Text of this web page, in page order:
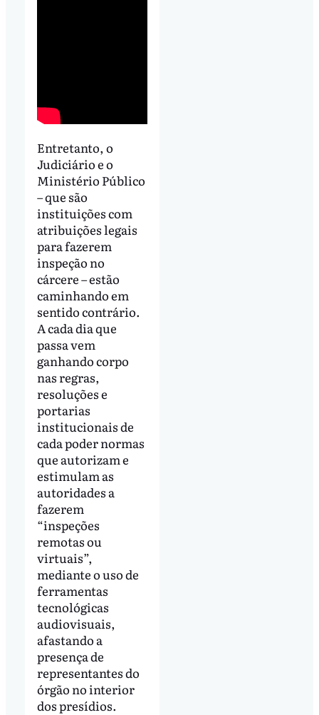
Entretanto, o
Judiciário e o
Ministério Público
– que são
instituições com
atribuições legais
para fazerem
inspeção no
cárcere – estão
caminhando em
sentido contrário.
A cada dia que
passa vem
ganhando corpo
nas regras,
resoluções e
portarias
institucionais de
cada poder normas
que autorizam e
estimulam as
autoridades a
fazerem
“inspeções
remotas ou
virtuais”,
mediante o uso de
ferramentas
tecnológicas
audiovisuais,
afastando a
presença de
representantes do
órgão no interior
dos presídios.